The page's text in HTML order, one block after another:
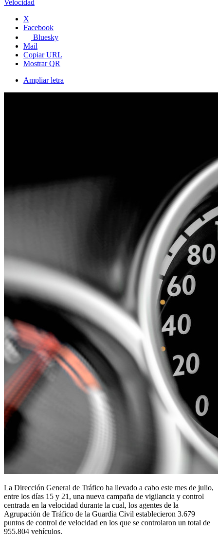
Velocidad
X
Facebook
Bluesky
Mail
Copiar URL
Mostrar QR
Ampliar letra
La Dirección General de Tráfico ha llevado a cabo este mes de julio,
entre los días 15 y 21, una nueva campaña de vigilancia y control
centrada en la velocidad durante la cual, los agentes de la
Agrupación de Tráfico de la Guardia Civil establecieron 3.679
puntos de control de velocidad en los que se controlaron un total de
955.804 vehículos.